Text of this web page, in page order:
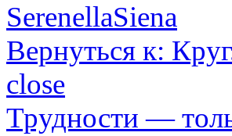
SerenellaSiena
Вернуться к:
close
Трудности —